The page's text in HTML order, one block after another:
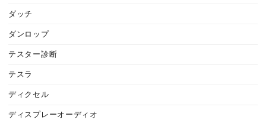
ダッチ
ダンロップ
テスター診断
テスラ
ディクセル
ディスプレーオーディオ